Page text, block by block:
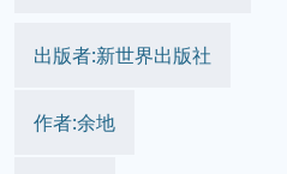
出版者:新世界出版社
作者:余地